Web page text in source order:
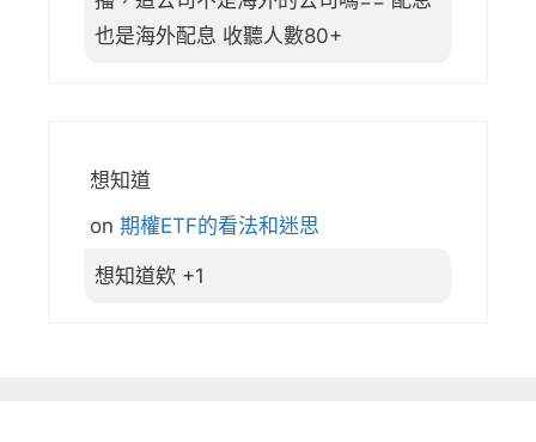
也是海外配息 收聽人數80+
想知道
on 期權ETF的看法和迷思
想知道欸 +1